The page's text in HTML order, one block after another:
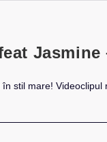
stil mare!